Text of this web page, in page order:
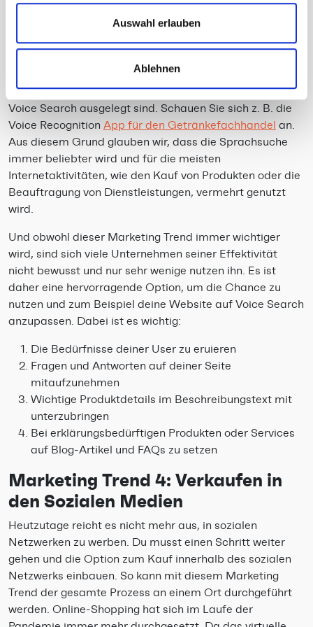
haben oder die sie im Rahmen Ihrer Nutzung der Dienste
Auswahl erlauben
Ablehnen
ihr Handy befragen. Bereits 2019 nutzten 32% der
befragten Deutschen lautPostbank Digitalstudie 2019
einen digitalen Sprachassistenten (über Smart Speaker
Zudem sieht man jenseits von Alexa und Google Mini,
immer mehr Dienste auf den Markt kommen, die auf
Voice Search ausgelegt sind. Schauen Sie sich z. B. die
Voice Recognition App für den Getränkefachhandel an.
Aus diesem Grund glauben wir, dass die Sprachsuche
immer beliebter wird und für die meisten
Internetaktivitäten, wie den Kauf von Produkten oder die
Beauftragung von Dienstleistungen, vermehrt genutzt
wird.
Und obwohl dieser Marketing Trend immer wichtiger
wird, sind sich viele Unternehmen seiner Effektivität
nicht bewusst und nur sehr wenige nutzen ihn. Es ist
daher eine hervorragende Option, um die Chance zu
nutzen und zum Beispiel deine Website auf Voice Search
anzupassen. Dabei ist es wichtig:
Die Bedürfnisse deiner User zu eruieren
Fragen und Antworten auf deiner Seite
mitaufzunehmen
Wichtige Produktdetails im Beschreibungstext mit
unterzubringen
Bei erklärungsbedürftigen Produkten oder Services
auf Blog-Artikel und FAQs zu setzen
Marketing Trend 4: Verkaufen in
den Sozialen Medien
Heutzutage reicht es nicht mehr aus, in sozialen
Netzwerken zu werben. Du musst einen Schritt weiter
gehen und die Option zum Kauf innerhalb des sozialen
Netzwerks einbauen. So kann mit diesem Marketing
Trend der gesamte Prozess an einem Ort durchgeführt
werden. Online-Shopping hat sich im Laufe der